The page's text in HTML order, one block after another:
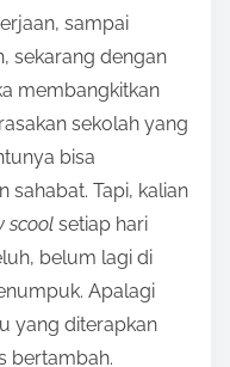
sampai
sekarang dengan
membangkitkan
sekolah yang
bisa
sahabat. Tapi, kalian
scool setiap hari
belum lagi di
Apalagi
yang diterapkan
bertambah.